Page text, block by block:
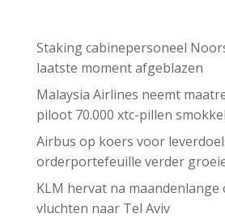
Staking cabinepersoneel
laatste moment afgeblazen
Malaysia Airlines neemt
piloot 70.000 xtc-pillen
Airbus op koers voor
orderportefeuille verder
KLM hervat na
vluchten naar Tel Aviv